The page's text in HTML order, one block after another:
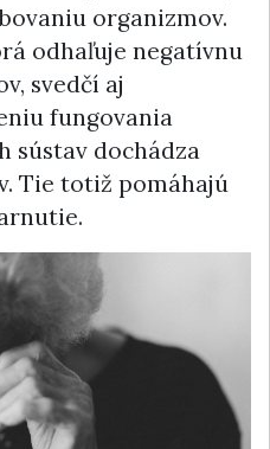
organizmov.
odhaľuje negatívnu
svedčí aj
fungovania
sústav dochádza
Tie totiž pomáhajú